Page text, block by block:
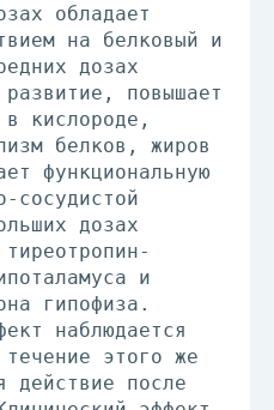
обладает
на белковый и
дозах
повышает
в кислороде,
белков, жиров
функциональную
сосудистой
дозах
и
гипофиза.
наблюдается
этого же
действие после